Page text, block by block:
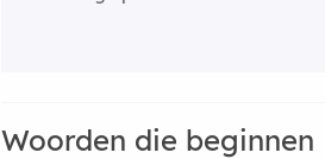
Woorden die beginnen